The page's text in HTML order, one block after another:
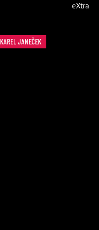
eXtra
KAREL JANEČEK